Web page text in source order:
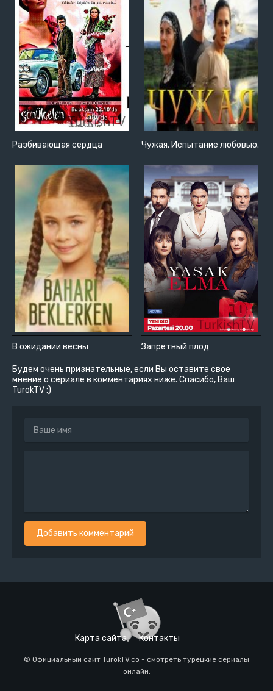
Разбивающая сердца Чужая. Испытание любовью.
В ожидании весны Запретный плод
Будем очень признательные, если Вы оставите свое
мнение о сериале в комментариях ниже. Спасибо, Ваш
TurokTV :)
Добавить комментарий
Карта сайта Контакты
© Официальный сайт TurokTV.co - смотреть турецкие сериалы
онлайн.